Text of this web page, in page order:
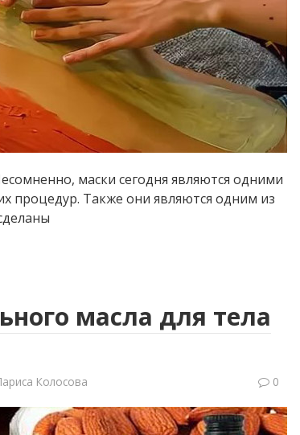
маски сегодня являются одними
процедур. Также они являются одним из
масла для тела
Колосова 0